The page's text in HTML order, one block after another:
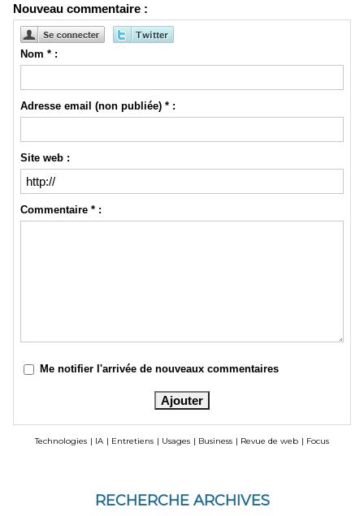
financières
Nouveau commentaire :
Nom * :
Adresse email (non publiée) * :
Site web :
Commentaire * :
Me notifier l'arrivée de nouveaux commentaires
Technologies | IA | Entretiens | Usages | Business | Revue de web | Focus
RECHERCHE ARCHIVES